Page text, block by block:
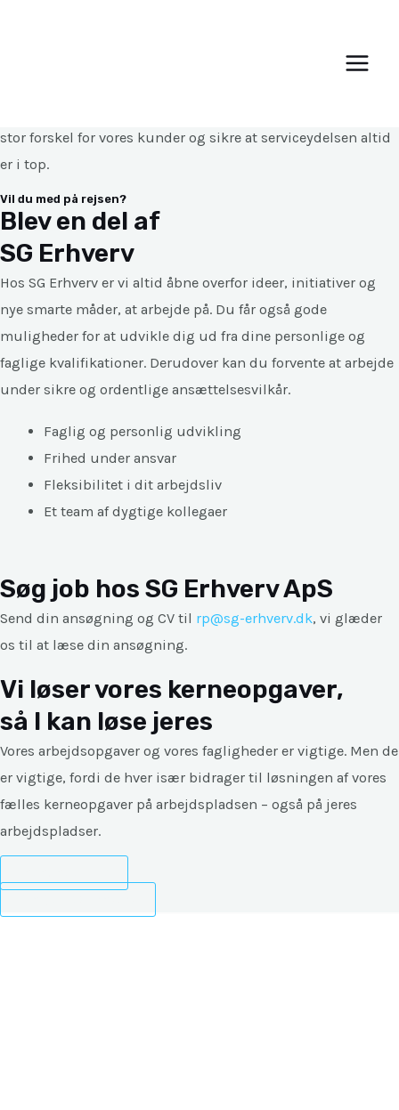
Menu
stor forskel for vores kunder og sikre at serviceydelsen altid
er i top.
Vil du med på rejsen?
Blev en del af
SG Erhverv
Hos SG Erhverv er vi altid åbne overfor ideer, initiativer og
nye smarte måder, at arbejde på. Du får også gode
muligheder for at udvikle dig ud fra dine personlige og
faglige kvalifikationer. Derudover kan du forvente at arbejde
under sikre og ordentlige ansættelsesvilkår.
Faglig og personlig udvikling
Frihed under ansvar
Fleksibilitet i dit arbejdsliv
Et team af dygtige kollegaer
Søg job hos SG Erhverv ApS
Send din ansøgning og CV til rp@sg-erhverv.dk, vi glæder
os til at læse din ansøgning.
Vi løser vores kerneopgaver,
så I kan løse jeres
Vores arbejdsopgaver og vores fagligheder er vigtige. Men de
er vigtige, fordi de hver især bidrager til løsningen af vores
fælles kerneopgaver på arbejdspladsen – også på jeres
arbejdspladser.